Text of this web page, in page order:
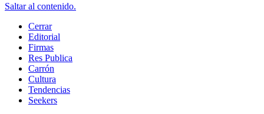
Saltar al contenido.
Cerrar
Editorial
Firmas
Res Publica
Carrón
Cultura
Tendencias
Seekers